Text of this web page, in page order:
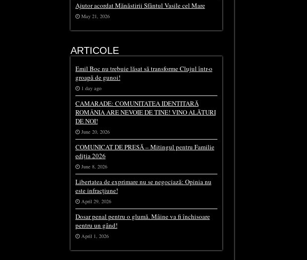
Ajutor acordat Mănăstirii Sfântul Vasile cel Mare
May 21, 2026
ARTICOLE
Emil Boc nu trebuie lăsat să transforme Clujul într-o
groapă de gunoi!
1 day ago
CAMARADE: COMUNITATEA IDENTITARĂ
ROMÂNIA ARE NEVOIE DE TINE! VINO ALĂTURI
DE NOI!
June 20, 2026
COMUNICAT DE PRESĂ – Mitingul pentru Familie
ediția 2026
June 8, 2026
Libertatea de exprimare nu se negociază: Opinia nu
este infracțiune!
April 29, 2026
Dosar penal pentru o glumă. Mâine va fi închisoare
pentru un gând!
April 1, 2026